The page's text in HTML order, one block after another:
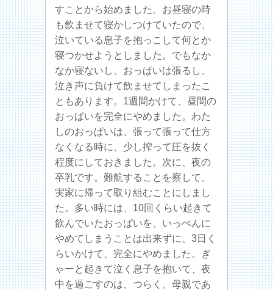
すことから始めました。お昼寝の時
も飲ませて寝かしつけていたので、
泣いている息子を抱っこして何とか
寝つかせようとしました。でもなか
なか寝ないし、おっぱいは張るし、
泣き声に負けて飲ませてしまったこ
ともあります。1週間かけて、昼間の
おっぱいを完全にやめました。わた
しのおっぱいは、張って張って仕方
なくなる時に、少し搾って圧を抜く
程度にしておきました。次に、夜の
卒乳です。難航することを察して、
実家に帰って取り組むことにしまし
た。多い時には、10回くらい起きて
飲んでいたおっぱいを、いっぺんに
やめてしまうことは出来ずに、3日く
らいかけて、完全にやめました。ぎ
ゃーと起きて泣く息子を抱いて、夜
中を過ごすのは、つらく、母親であ